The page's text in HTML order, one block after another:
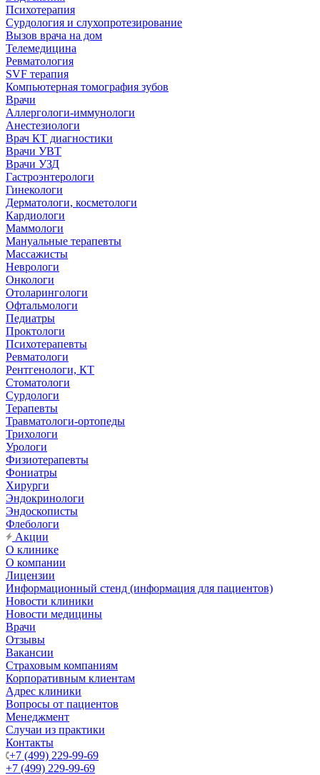
Психотерапия
Сурдология и слухопротезирование
Вызов врача на дом
Телемедицина
Ревматология
SVF терапия
Компьютерная томография зубов
Врачи
Аллергологи-иммунологи
Анестезиологи
Врач КТ диагностики
Врачи УВТ
Врачи УЗД
Гастроэнтерологи
Гинекологи
Дерматологи, косметологи
Кардиологи
Маммологи
Мануальные терапевты
Массажисты
Неврологи
Онкологи
Отоларингологи
Офтальмологи
Педиатры
Проктологи
Психотерапевты
Ревматологи
Рентгенологи, КТ
Стоматологи
Сурдологи
Терапевты
Травматологи-ортопеды
Трихологи
Урологи
Физиотерапевты
Фониатры
Хирурги
Эндокринологи
Эндоскописты
Флебологи
Акции
О клинике
О компании
Лицензии
Информационный стенд (информация для пациентов)
Новости клиники
Новости медицины
Врачи
Отзывы
Вакансии
Страховым компаниям
Корпоративным клиентам
Адрес клиники
Вопросы от пациентов
Менеджмент
Случаи из практики
Контакты
+7 (499) 229-99-69
+7 (499) 229-99-69